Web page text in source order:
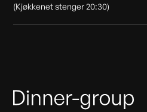
(Kjøkkenet stenger 20:30)